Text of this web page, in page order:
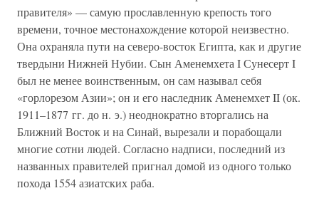
правителя» — самую прославленную крепость того
времени, точное местонахождение которой неизвестно.
Она охраняла пути на северо-восток Египта, как и другие
твердыни Нижней Нубии. Сын Аменемхета I Сунесерт I
был не менее воинственным, он сам называл себя
«горлорезом Азии»; он и его наследник Аменемхет II (ок.
1911–1877 гг. до н. э.) неоднократно вторгались на
Ближний Восток и на Синай, вырезали и порабощали
многие сотни людей. Согласно надписи, последний из
названных правителей пригнал домой из одного только
похода 1554 азиатских раба.